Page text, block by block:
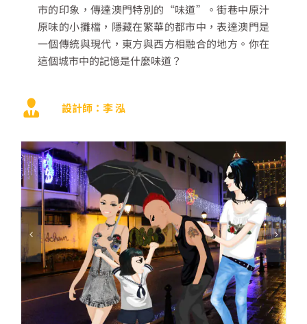
市的印象，傳達澳門特別的“味道”。街巷中原汁
原味的小攤檔，隱藏在繁華的都市中，表達澳門是
一個傳統與現代，東方與西方相融合的地方。你在
這個城市中的記憶是什麼味道？
設計師：李 泓